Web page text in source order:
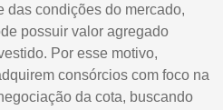
das condições do mercado,
possuir valor agregado
Por esse motivo,
consórcios com foco na
da cota, buscando